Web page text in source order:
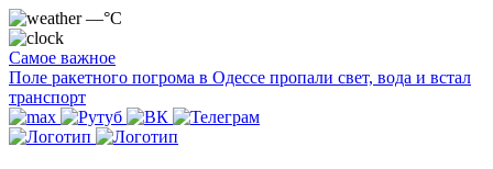
—°C
Самое важное
Поле ракетного погрома в Одессе пропали свет, вода и встал
транспорт